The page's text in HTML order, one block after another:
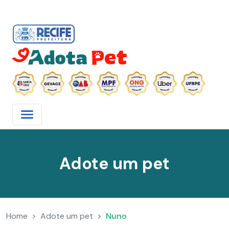
Adote um pet
Home Adote um pet Nuno